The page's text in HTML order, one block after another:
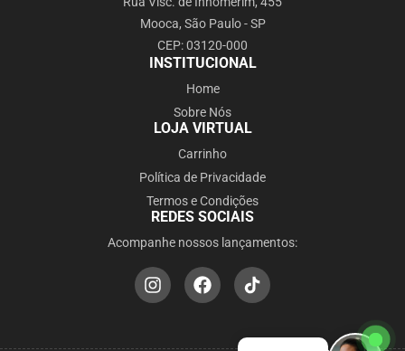
Mooca, São Paulo - SP
CEP: 03120-000
INSTITUCIONAL
Home
Sobre Nós
LOJA VIRTUAL
Carrinho
Política de Privacidade
Termos e Condições
REDES SOCIAIS
Acompanhe nossos lançamentos: